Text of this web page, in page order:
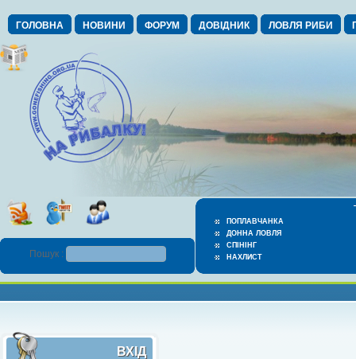
ГОЛОВНА НОВИНИ ФОРУМ ДОВІДНИК ЛОВЛЯ РИБИ
ПОПЛАВЧАНКА
ДОННА ЛОВЛЯ
СПІНІНГ
НАХЛИСТ
Пошук :
ВХІД